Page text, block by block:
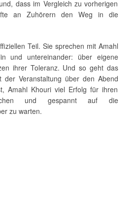
dass im Vergleich zu vorherigen
an Zuhörern den Weg in die
Teil. Sie sprechen mit Amahl
und untereinander: über eigene
ihrer Toleranz. Und so geht das
Veranstaltung über den Abend
Amahl Khouri viel Erfolg für ihren
und gespannt auf die
zu warten.